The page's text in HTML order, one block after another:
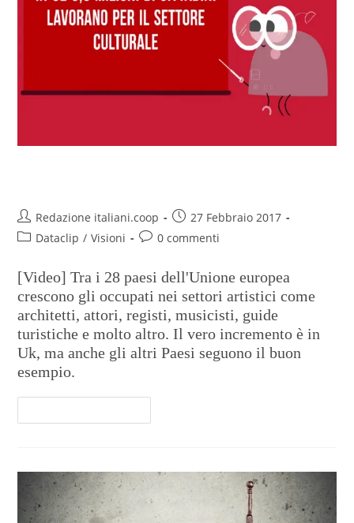
Redazione italiani.coop
27 Febbraio 2017
Dataclip / Visioni 0 commenti
[Video] Tra i 28 paesi dell'Unione europea
crescono gli occupati nei settori artistici come
architetti, attori, registi, musicisti, guide
turistiche e molto altro. Il vero incremento è in
Uk, ma anche gli altri Paesi seguono il buon
esempio.